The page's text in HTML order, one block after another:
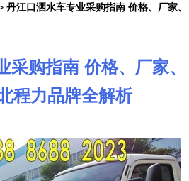
丹江口洒水车专业采购指南 价格、厂家、
采购指南 价格、厂家、
程力品牌全解析